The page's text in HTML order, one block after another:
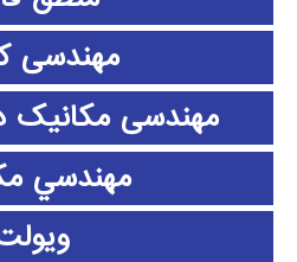
مهندسی
مهندسی مکانیک
مهندسي